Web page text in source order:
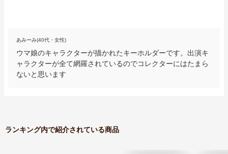
あみーみ(40代・女性)
ウマ娘のキャラクターが描かれたキーホルダーです。出演キ
ャラクターが全て網羅されているのでコレクターにはたまら
ないと思います
ランキング内で紹介されている商品